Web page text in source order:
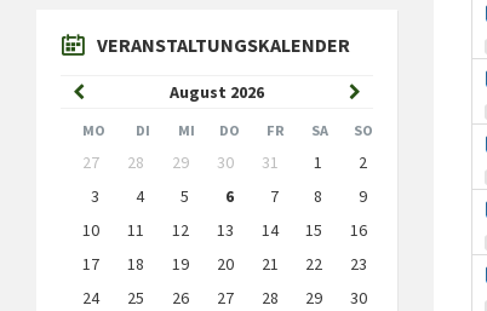
VERANSTALTUNGSKALENDER
August 2026
Previous
Month
Month
MO DI MI DO FR SA SO
Skip
calendar
days
27 28 29 30 31 1
2
3
4 5 6 7 8
9
10
11 12 13 14 15
16
17
18 19 20 21 22
23
24
25 26 27 28 29
30